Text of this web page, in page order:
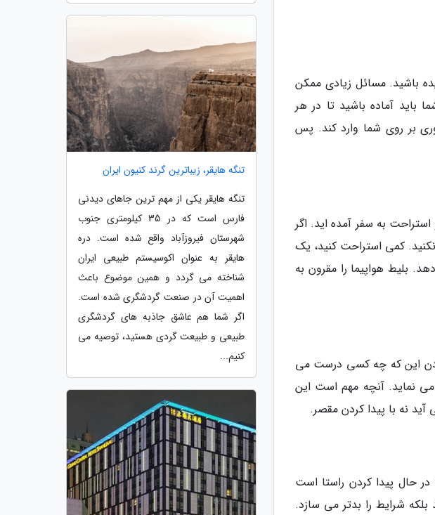
باشید. مسائل زیادی ممکن
باید آماده باشید تا در هر
بر روی شما وارد کند. پس
به سفر آمده اید. اگر
کمی استراحت کنید، یک
بلیط هواپیما را مقرون به
این که چه کسی درست می
نماید. آنچه مهم است این
نه با پیدا کردن مقصر.
حال پیدا کردن راستا است
شرایط را بدتر می سازد.
تنگه هایقر، زیباترین گرند کنیون ایران
تنگه هایقر یکی از مهم ترین جاهای دیدنی
فارس است که در 35 کیلومتری جنوب
شهرستان فیروزآباد واقع شده است. دره
هایقر به عنوان اکوسیستم طبیعی ایران
شناخته می گردد و همین موضوع باعث
اهمیت آن در صنعت گردشگری شده است.
اگر شما هم عاشق جاذبه های گردشگری
طبیعی و طبیعت گردی هستید، توصیه می
کنیم...